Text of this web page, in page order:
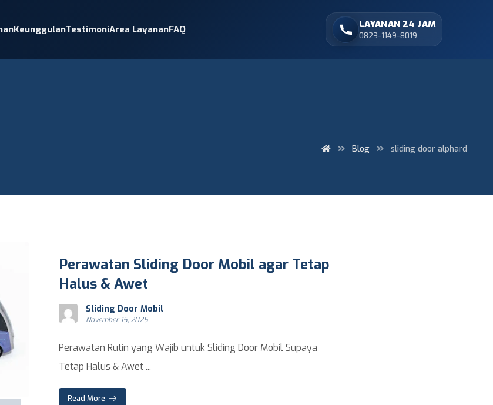
KeunggulanTestimoniArea LayananFAQ LAYANAN 24 JAM
0823-1149-8019
Blog sliding door alphard
Perawatan Sliding Door Mobil agar Tetap
Halus & Awet
Sliding Door Mobil
November 15, 2025
Perawatan Rutin yang Wajib untuk Sliding Door Mobil Supaya
Tetap Halus & Awet ...
Read More